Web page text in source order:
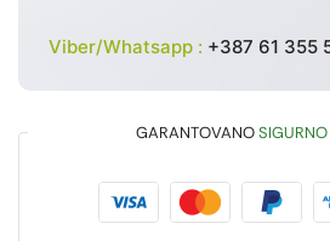
Viber/Whatsapp : +387 61 355
GARANTOVANOSIGURNO